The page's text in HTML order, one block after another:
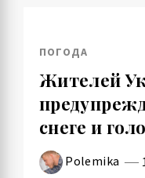
ПОГОДА
Жителей
снеге и
Polemika